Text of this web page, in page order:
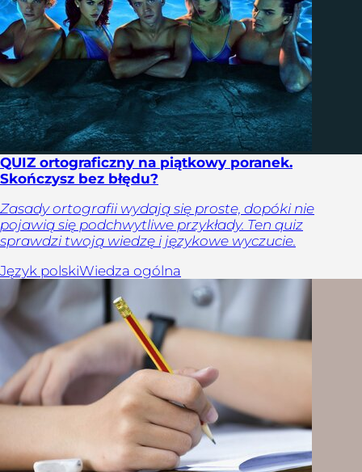
QUIZ ortograficzny na piątkowy poranek.
Skończysz bez błędu?
Zasady ortografii wydają się proste, dopóki nie
pojawią się podchwytliwe przykłady. Ten quiz
sprawdzi twoją wiedzę i językowe wyczucie.
Język polskiWiedza ogólna